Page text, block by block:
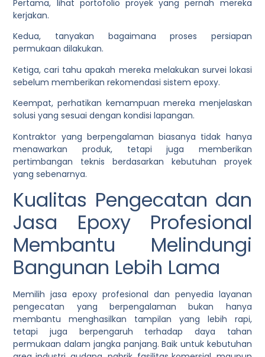
Pertama, lihat portofolio proyek yang pernah mereka
kerjakan.
Kedua, tanyakan bagaimana proses persiapan
permukaan dilakukan.
Ketiga, cari tahu apakah mereka melakukan survei lokasi
sebelum memberikan rekomendasi sistem epoxy.
Keempat, perhatikan kemampuan mereka menjelaskan
solusi yang sesuai dengan kondisi lapangan.
Kontraktor yang berpengalaman biasanya tidak hanya
menawarkan produk, tetapi juga memberikan
pertimbangan teknis berdasarkan kebutuhan proyek
yang sebenarnya.
Kualitas Pengecatan dan
Jasa Epoxy Profesional
Membantu Melindungi
Bangunan Lebih Lama
Memilih jasa epoxy profesional dan penyedia layanan
pengecatan yang berpengalaman bukan hanya
membantu menghasilkan tampilan yang lebih rapi,
tetapi juga berpengaruh terhadap daya tahan
permukaan dalam jangka panjang. Baik untuk kebutuhan